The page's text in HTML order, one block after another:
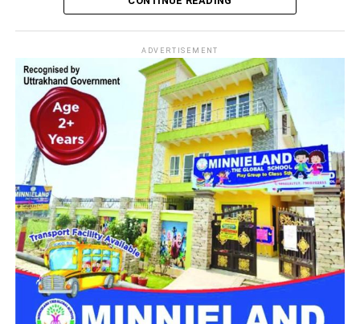
घायल है। बताया जा रहा है कि वाहन रास्ते से गुजर रहा था इसी दौरान
बोल्डर उस पर आ गिरा।
एक की मौत, दो गंभीर रूप से घायल
मिली जानकारी के अनुसार up 16 eu7595 की एक प्राइवेट बोलेरा के
ऊपर बोल्डर गिर गया। जिसमें एक व्यक्ति की मौके पर ही मौत हो गई जबकि
2 व्यक्तियों को उपचार के लिए हंस हॉस्पिटल सतपुली भेजा गया है। जिनकी
हालत गंभीर बनी हुई है।
ADVERTISEMENT